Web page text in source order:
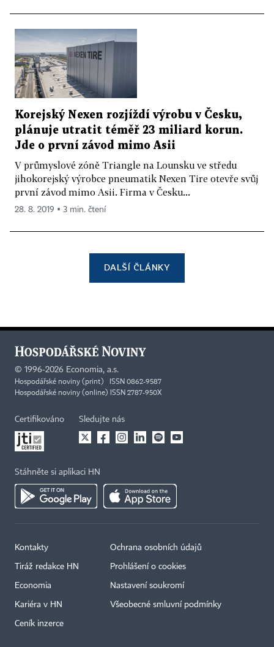
Korejský Nexen rozjíždí výrobu v Česku,
plánuje utratit téměř 23 miliard korun.
Jde o první závod mimo Asii
V průmyslové zóně Triangle na Lounsku ve středu
jihokorejský výrobce pneumatik Nexen Tire otevře svůj
první závod mimo Asii. Firma v Česku...
28. 8. 2019 ▪ 3 min. čtení
DALŠÍ ČLÁNKY
© 1996-2026 Economia, a.s.
Hospodářské noviny (print) ISSN 0862-9587
Hospodářské noviny (online) ISSN 2787-950X
Certifikováno Sledujte nás
Stáhněte si aplikaci HN
Kontakty
Tiráž redakce HN
Economia
Kariéra v HN
Ceník inzerce
Ochrana osobních údajů
Prohlášení o cookies
Nastavení soukromí
Všeobecné smluvní podmínky